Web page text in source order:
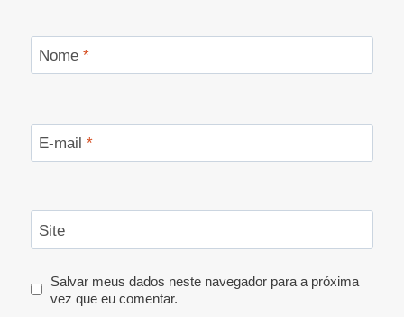
Nome *
E-mail *
Site
Salvar meus dados neste navegador para a próxima
vez que eu comentar.